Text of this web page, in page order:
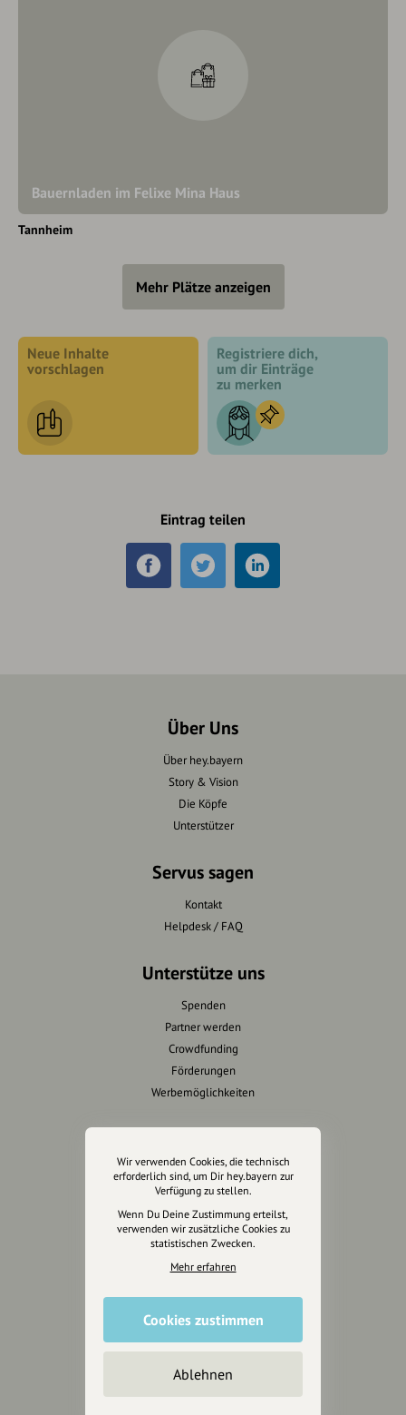
Bauernladen im Felixe Mina Haus
Tannheim
Mehr Plätze anzeigen
Neue Inhalte
vorschlagen
Registriere dich,
um dir Einträge
zu merken
Eintrag teilen
Über Uns
Über hey.bayern
Story & Vision
Die Köpfe
Unterstützer
Servus sagen
Kontakt
Helpdesk / FAQ
Unterstütze uns
Spenden
Partner werden
Crowdfunding
Förderungen
Werbemöglichkeiten
Impressum
Datenschutz
AGB
Cookies zurücksetzen
Mediakit
Wir verwenden Cookies, die technisch
erforderlich sind, um Dir hey.bayern zur
Verfügung zu stellen.
Wenn Du Deine Zustimmung erteilst,
verwenden wir zusätzliche Cookies zu
statistischen Zwecken.
Mehr erfahren
Cookies zustimmen
Ablehnen